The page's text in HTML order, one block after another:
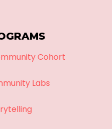
Cohort
Labs